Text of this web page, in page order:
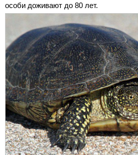
особи доживают до 80 лет.